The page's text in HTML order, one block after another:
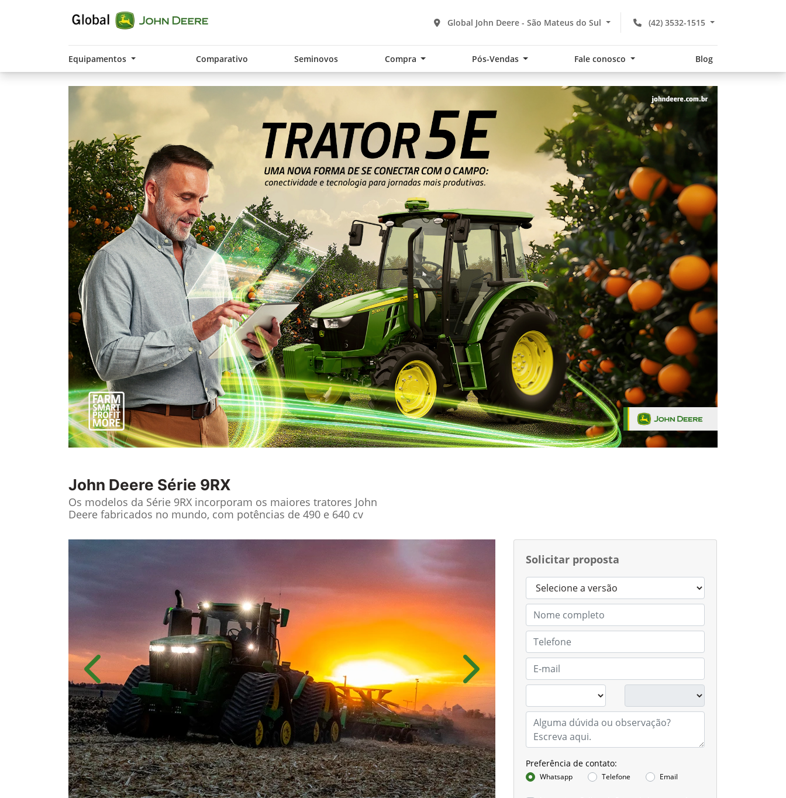
(42) 3532-1515
Global John Deere - São Mateus do Sul
Equipamentos Comparativo Seminovos Compra Pós-Vendas Fale conosco Blog
John Deere Série 9RX
Os modelos da Série 9RX incorporam os maiores tratores John
Deere fabricados no mundo, com potências de 490 e 640 cv
Solicitar proposta
Preferência de contato:
Whatsapp Telefone Email
Anterior Próximo